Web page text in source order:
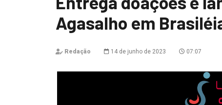
Agasalho em
Redação 14 de junho de 2023 07:07